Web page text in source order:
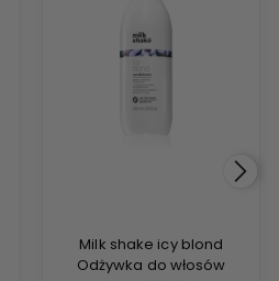
Milk shake icy blond
Odżywka do włosów